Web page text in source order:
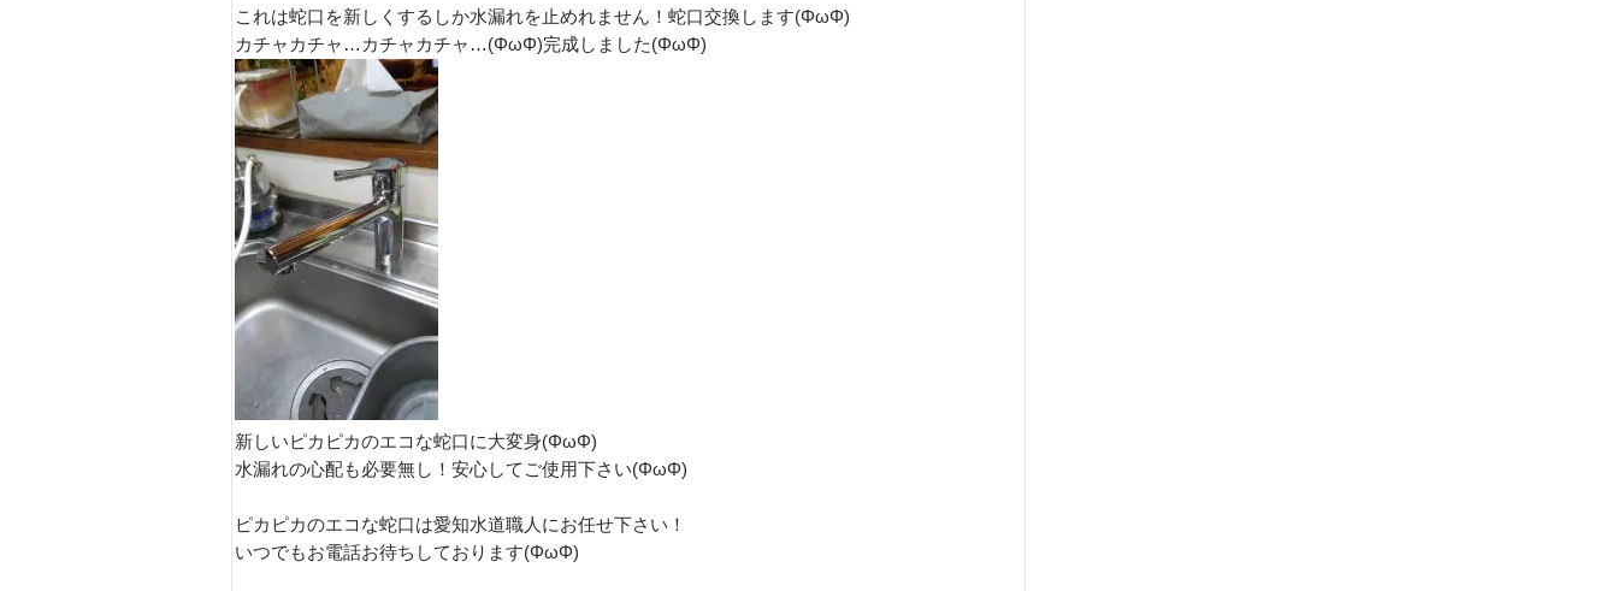
これは蛇口を新しくするしか水漏れを止めれません！蛇口交換します(ΦωΦ)
カチャカチャ…カチャカチャ…(ΦωΦ)完成しました(ΦωΦ)
新しいピカピカのエコな蛇口に大変身(ΦωΦ)
水漏れの心配も必要無し！安心してご使用下さい(ΦωΦ)
ピカピカのエコな蛇口は愛知水道職人にお任せ下さい！
いつでもお電話お待ちしております(ΦωΦ)